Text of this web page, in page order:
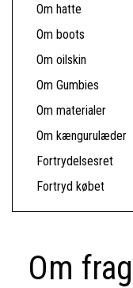
Om hatte
Om boots
Om oilskin
Om Gumbies
Om materialer
Om kængurulæder
Fortrydelsesret
Fortryd købet
Om